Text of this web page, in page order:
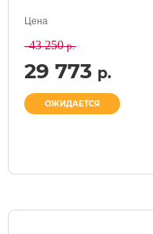
Цена
43 250р.
29 773 р.
ОЖИДАЕТСЯ